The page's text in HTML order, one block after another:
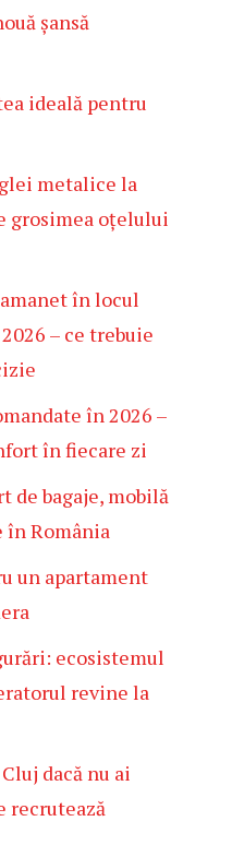
șansă
ideală pentru
metalice la
grosimea oțelului
în locul
– ce trebuie
în 2026 –
în fiecare zi
de bagaje, mobilă
în România
un apartament
ecosistemul
revine la
dacă nu ai
recrutează